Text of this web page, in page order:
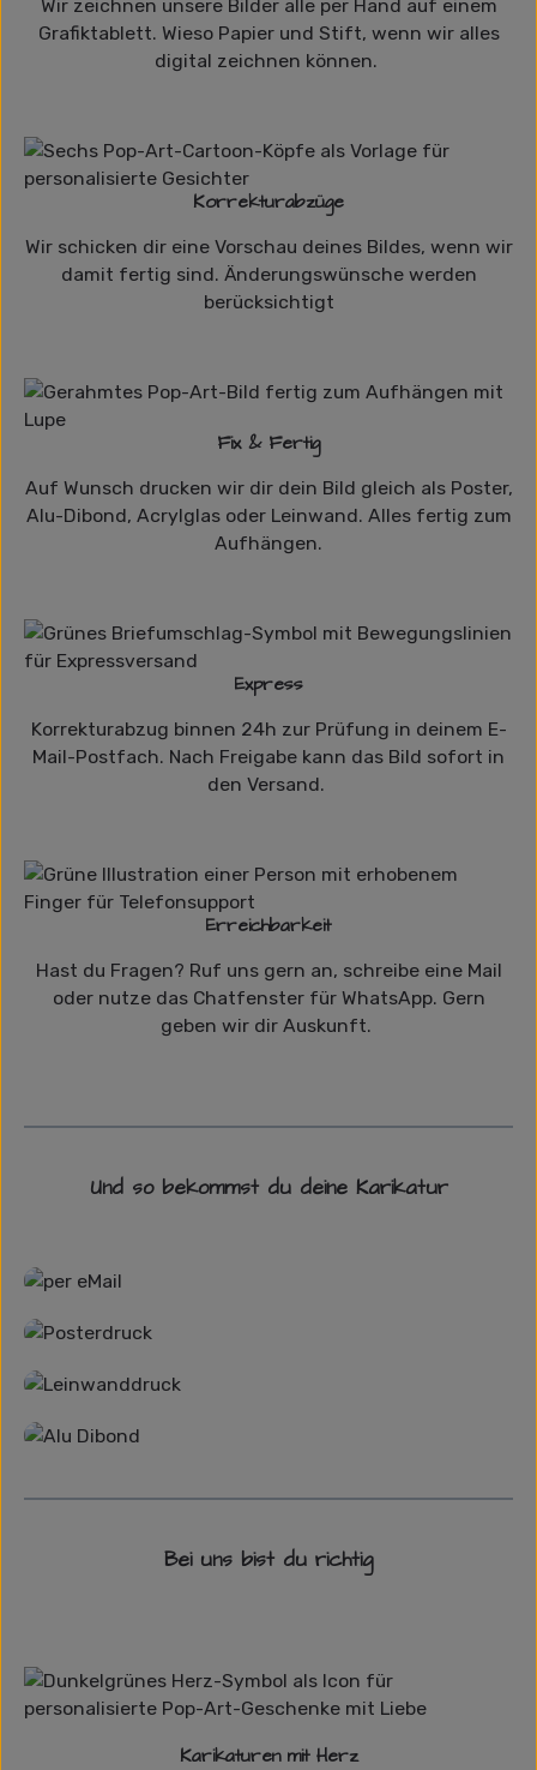
Wir zeichnen unsere Bilder alle per Hand auf einem
Grafiktablett. Wieso Papier und Stift, wenn wir alles
digital zeichnen können.
Korrekturabzüge
Wir schicken dir eine Vorschau deines Bildes, wenn wir
damit fertig sind. Änderungswünsche werden
berücksichtigt
Fix & Fertig
Auf Wunsch drucken wir dir dein Bild gleich als Poster,
Alu-Dibond, Acrylglas oder Leinwand. Alles fertig zum
Aufhängen.
Express
Korrekturabzug binnen 24h zur Prüfung in deinem E-
Mail-Postfach. Nach Freigabe kann das Bild sofort in
den Versand.
Erreichbarkeit
Hast du Fragen? Ruf uns gern an, schreibe eine Mail
oder nutze das Chatfenster für WhatsApp. Gern
geben wir dir Auskunft.
Und so bekommst du deine Karikatur
Bei uns bist du richtig
Karikaturen mit Herz